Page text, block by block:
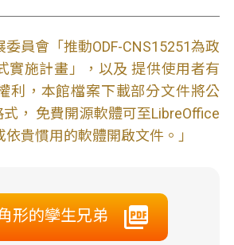
委員會「推動ODF-CNS15251為政
實施計畫」，以及 提供使用者有
利，本館檔案下載部分文件將公
式， 免費開源軟體可至LibreOffice
貴慣用的軟體開啟文件。」
形的孿生兄弟